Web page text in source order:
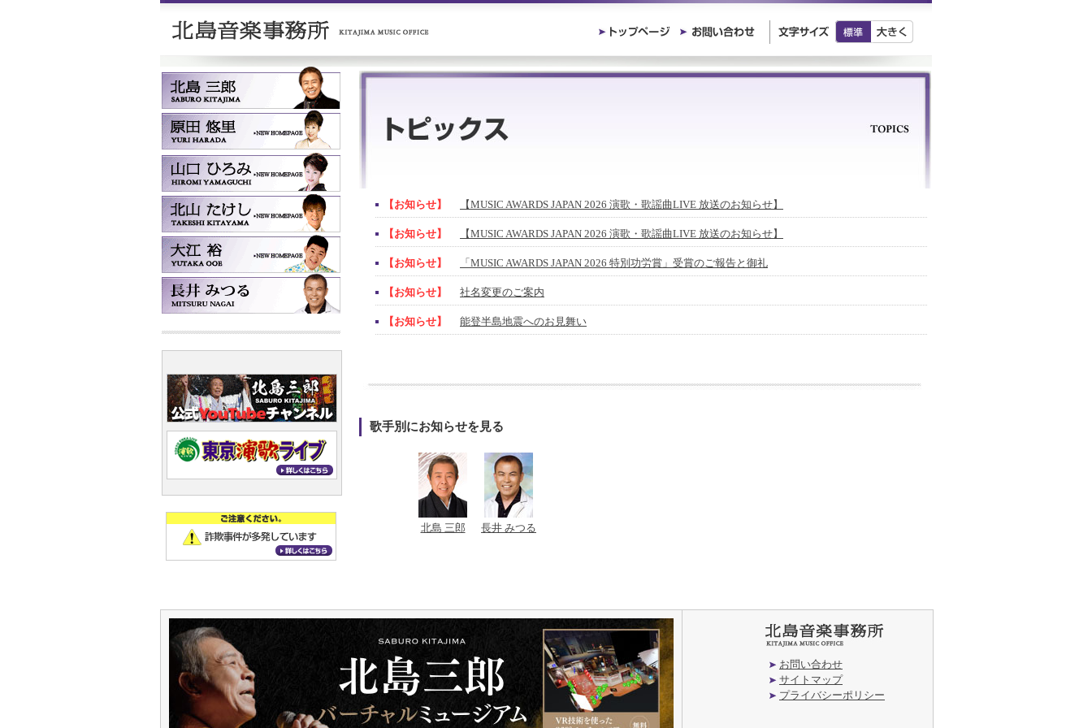
【お知らせ】 【MUSIC AWARDS JAPAN 2026 演歌・歌謡曲LIVE 放送のお知らせ】
【お知らせ】 【MUSIC AWARDS JAPAN 2026 演歌・歌謡曲LIVE 放送のお知らせ】
【お知らせ】 「MUSIC AWARDS JAPAN 2026 特別功労賞」受賞のご報告と御礼
【お知らせ】 社名変更のご案内
【お知らせ】 能登半島地震へのお見舞い
歌手別にお知らせを見る
北島 三郎 長井 みつる
お問い合わせ
サイトマップ
プライバシーポリシー